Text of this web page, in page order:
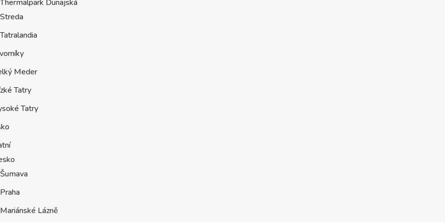
Thermalpark Dunajská
Streda
Tatralandia
Meder
Tatry
Tatry
Šumava
Praha
Mariánské Lázně